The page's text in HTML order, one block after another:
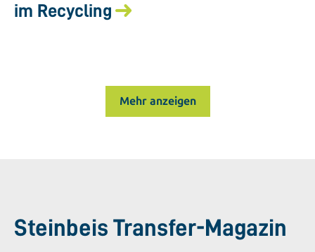
im Recycling
Mehr anzeigen
Steinbeis Transfer-Magazin